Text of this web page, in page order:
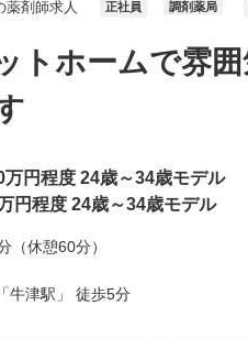
薬剤師求人 正社員 調剤薬局
トホームで雰
万円程度 24歳～34歳モデル
円程度 24歳～34歳モデル
（休憩60分）
牛津駅」 徒歩5分